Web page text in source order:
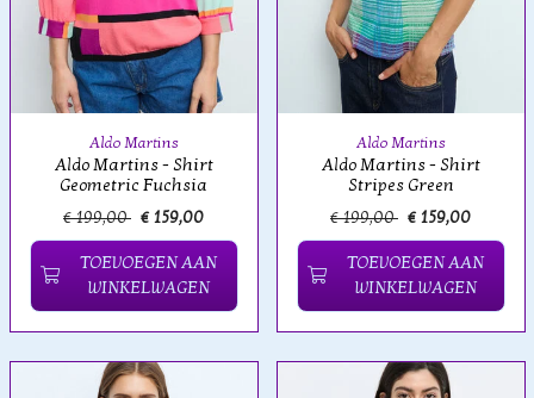
Aldo Martins
Aldo Martins - Shirt
Geometric Fuchsia
€ 199,00 € 159,00
TOEVOEGEN AAN
WINKELWAGEN
Aldo Martins
Aldo Martins - Shirt
Stripes Green
€ 199,00 € 159,00
TOEVOEGEN AAN
WINKELWAGEN